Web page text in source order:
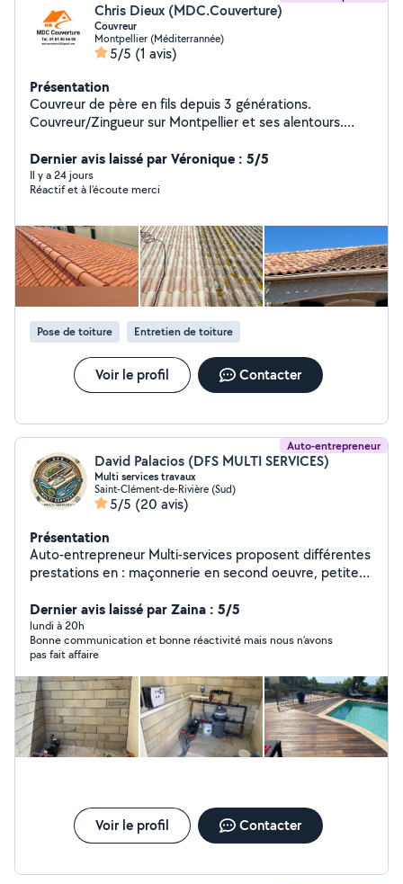
Chris Dieux (MDC.Couverture)
Couvreur
Montpellier (Méditerrannée)
5/5 (1 avis)
Présentation
Couvreur de père en fils depuis 3 générations.
Couvreur/Zingueur sur Montpellier et ses alentours.
Dernier avis laissé par Véronique : 5/5
Il y a 24 jours
Réactif et à l’écoute merci
Pose de toiture Entretien de toiture
Voir le profil Contacter
Auto-entrepreneur
David Palacios (DFS MULTI SERVICES)
Multi services travaux
Saint-Clément-de-Rivière (Sud)
5/5 (20 avis)
Présentation
Auto-entrepreneur Multi-services proposent différentes
prestations en : maçonnerie en second oeuvre, petites
intérieures et extérieures, pose de menuiseries
pvc/bois/alu, rénovation de toitures, entretiens de
piscines et réparation d'appareillage piscine.
Dernier avis laissé par Zaina : 5/5
lundi à 20h
Bonne communication et bonne réactivité mais nous n’avons
pas fait affaire
Voir le profil Contacter